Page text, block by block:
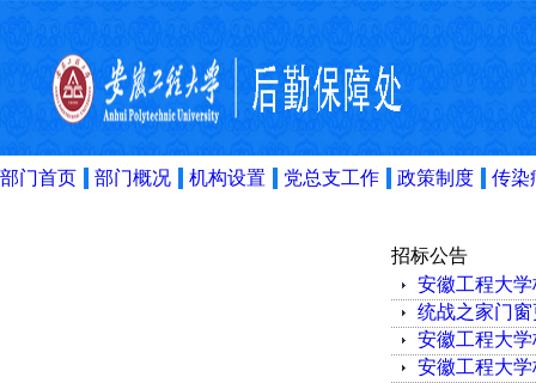
部门首页 部门概况 机构设置 党总支工作 政策制度 传染
招标公告
安徽工程大
统战之家门
安徽工程大
安徽工程大